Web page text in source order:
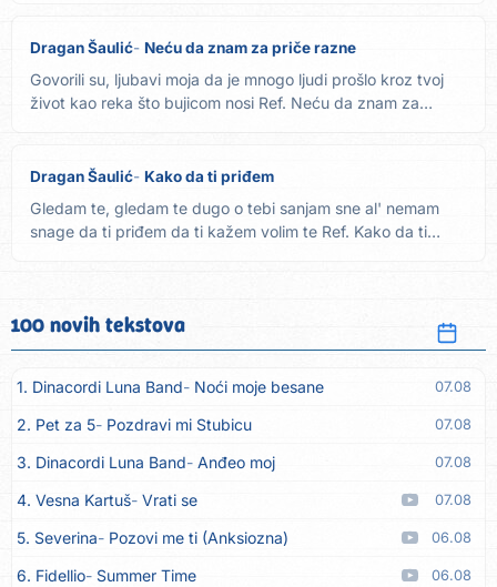
Dragan Šaulić Neću da znam za priče razne
Govorili su, ljubavi moja da je mnogo ljudi prošlo kroz tvoj
život kao reka što bujicom nosi Ref. Neću da znam za
Dragan Šaulić Kako da ti priđem
Gledam te, gledam te dugo o tebi sanjam sne al' nemam
snage da ti priđem da ti kažem volim te Ref. Kako da ti
100 novih tekstova
1. Dinacordi Luna Band Noći moje besane 07.08
2. Pet za 5 Pozdravi mi Stubicu 07.08
3. Dinacordi Luna Band Anđeo moj 07.08
4. Vesna Kartuš Vrati se 07.08
5. Severina Pozovi me ti (Anksiozna) 06.08
6. Fidellio Summer Time 06.08